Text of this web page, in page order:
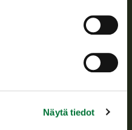
Näytä tiedot
säädetyistä julkisista